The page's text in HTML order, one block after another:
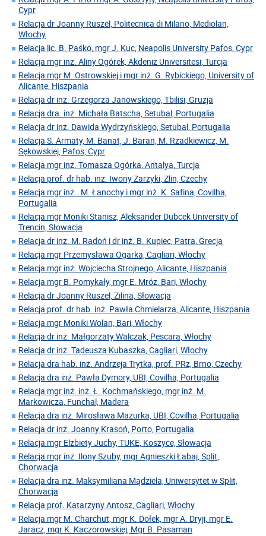
Cypr
Relacja dr Joanny Ruszel, Politecnica di Milano, Mediolan,
Włochy
Relacja lic. B. Paśko, mgr J. Kuc, Neapolis University Pafos, Cypr
Relacja mgr inż. Aliny Ogórek, Akdeniz Universitesi, Turcja
Relacja mgr M. Ostrowskiej i mgr inż. G. Rybickiego, University of
Alicante, Hiszpania
Relacja dr inż. Grzegorza Janowskiego, Tbilisi, Gruzja
Relacja dra. inż. Michała Batscha, Setubal, Portugalia
Relacja dr inż. Dawida Wydrzyńskiego, Setubal, Portugalia
Relacja S. Armaty, M. Banat, J. Baran, M. Rzadkiewicz, M.
Sękowskiej, Pafos, Cypr
Relacja mgr inż. Tomasza Ogórka, Antalya, Turcja
Relacja prof. dr hab. inż. Iwony Zarzyki, Zlin, Czechy
Relacja mgr inż.. M. Łanochy i mgr inż. K. Safina, Covilha,
Portugalia
Relacja mgr Moniki Stanisz, Aleksander Dubcek University of
Trencin, Słowacja
Relacja dr inż. M. Radoń i dr inż. B. Kupiec, Patra, Grecja
Relacja mgr Przemysława Ogarka, Cagliari, Włochy
Relacja mgr inż. Wojciecha Strojnego, Alicante, Hiszpania
Relacja mgr B. Pomykały, mgr E. Mróz, Bari, Włochy
Relacja dr Joanny Ruszel, Zilina, Słowacja
Relacja prof. dr hab. inż. Pawła Chmielarza, Alicante, Hiszpania
Relacja mgr Moniki Wolan, Bari, Włochy
Relacja dr inż. Małgorzaty Walczak, Pescara, Włochy
Relacja dr inż. Tadeusza Kubaszka, Cagliari, Włochy
Relacja dra hab. inż. Andrzeja Trytka, prof. PRz, Brno, Czechy
Relacja dra inż. Pawła Dymory, UBI, Covilha, Portugalia
Relacja mgr inż. inż. Ł. Kochmańskiego, mgr inż. M.
Markowicza, Funchal, Madera
Relacja dra inż. Mirosława Mazurka, UBI, Covilha, Portugalia
Relacja dr inż. Joanny Krasoń, Porto, Portugalia
Relacja mgr Elżbiety Juchy, TUKE, Koszyce, Słowacja
Relacja mgr inż. Ilony Szuby, mgr Agnieszki Łabaj, Split,
Chorwacja
Relacja dra inż. Maksymiliana Mądziela, Uniwersytet w Split,
Chorwacja
Relacja prof. Katarzyny Antosz, Cagliari, Włochy
Relacja mgr M. Charchut, mgr K. Dołek, mgr A. Dryji, mgr E.
Jaracz, mgr K. Kaczorowskiej, Mgr B. Pasaman